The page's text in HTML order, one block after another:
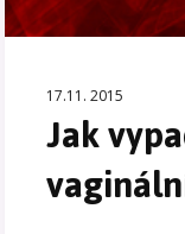
17.11. 2015
Jak